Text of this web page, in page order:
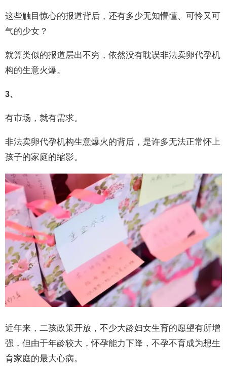
这些触目惊心的报道背后，还有多少无知懵懂、可怜又可
气的少女？
就算类似的报道层出不穷，依然没有耽误非法卖卵代孕机
构的生意火爆。
3、
有市场，就有需求。
非法卖卵代孕机构生意爆火的背后，是许多无法正常怀上
孩子的家庭的缩影。
近年来，二孩政策开放，不少大龄妇女生育的愿望有所增
强，但由于年龄较大，怀孕能力下降，不孕不育成为想生
育家庭的最大心病。